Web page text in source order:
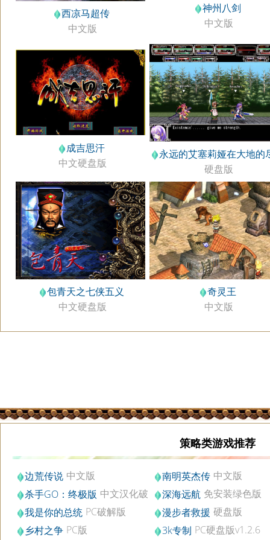
西凉马超传
中文版
神州八剑
中文版
成吉思汗
中文硬盘版
永远的艾塞莉娅在大地的
硬盘版
包青天之七侠五义
中文硬盘版
奇灵王
中文版
策略类游戏推荐
边荒传说 中文版 南明英杰传 中文版
杀手GO：终极版 中文汉化破
解版
深海远航 免安装绿色版
v3.4.3.10
我是你的总统 PC破解版 漫步者救援 硬盘版
乡村之争 PC版 3k专制 PC硬盘版v1.2.6